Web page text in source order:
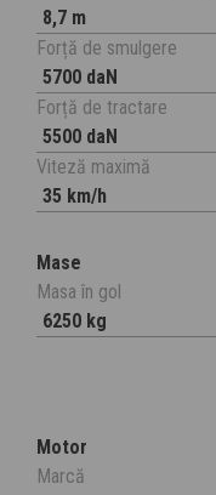
8,7 m
Forță de smulgere
5700 daN
Forță de tractare
5500 daN
Viteză maximă
35 km/h
Mase
Masa în gol
6250 kg
Motor
Marcă